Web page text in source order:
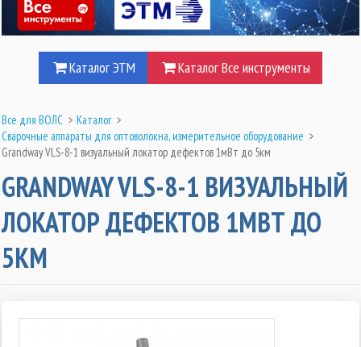
Каталог ЭТМ Каталог Все инструменты
Все для ВОЛС > Каталог >
Сварочные аппараты для оптоволокна, измерительное оборудование >
Grandway VLS-8-1 визуальный локатор дефектов 1мВт до 5км
GRANDWAY VLS-8-1 ВИЗУАЛЬНЫЙ
ЛОКАТОР ДЕФЕКТОВ 1МВТ ДО
5КМ